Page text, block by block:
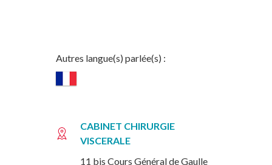
Autres langue(s) parlée(s) :
CABINET CHIRURGIE
VISCERALE
11 bis Cours Général de Gaulle